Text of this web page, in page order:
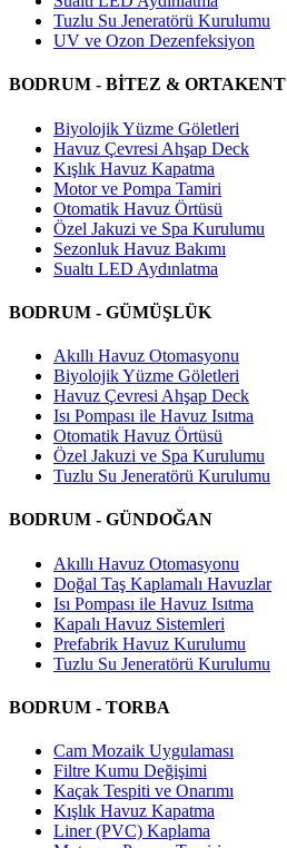
Tuzlu Su Jeneratörü Kurulumu
UV ve Ozon Dezenfeksiyon
BODRUM - BİTEZ & ORTAKENT
Biyolojik Yüzme Göletleri
Havuz Çevresi Ahşap Deck
Kışlık Havuz Kapatma
Motor ve Pompa Tamiri
Otomatik Havuz Örtüsü
Özel Jakuzi ve Spa Kurulumu
Sezonluk Havuz Bakımı
Sualtı LED Aydınlatma
BODRUM - GÜMÜŞLÜK
Akıllı Havuz Otomasyonu
Biyolojik Yüzme Göletleri
Havuz Çevresi Ahşap Deck
Isı Pompası ile Havuz Isıtma
Otomatik Havuz Örtüsü
Özel Jakuzi ve Spa Kurulumu
Tuzlu Su Jeneratörü Kurulumu
BODRUM - GÜNDOĞAN
Akıllı Havuz Otomasyonu
Doğal Taş Kaplamalı Havuzlar
Isı Pompası ile Havuz Isıtma
Kapalı Havuz Sistemleri
Prefabrik Havuz Kurulumu
Tuzlu Su Jeneratörü Kurulumu
BODRUM - TORBA
Cam Mozaik Uygulaması
Filtre Kumu Değişimi
Kaçak Tespiti ve Onarımı
Kışlık Havuz Kapatma
Liner (PVC) Kaplama